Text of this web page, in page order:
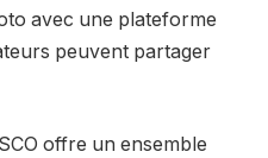
avec une plateforme
peuvent partager
offre un ensemble